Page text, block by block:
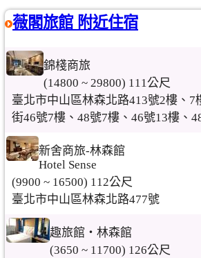
薇閣旅館 附近住宿
錦棧商旅
(14800 ~ 29800) 111公尺
臺北市中山區林森北路413號2樓、7
街46號7樓、48號7樓、46號13樓、
新舍商旅-林森館
Hotel Sense
(9900 ~ 16500) 112公尺
臺北市中山區林森北路477號
趣旅館‧林森館
(3650 ~ 11700) 126公尺